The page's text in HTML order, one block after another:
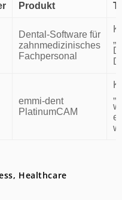
Produkt
Dental-Software für
zahnmedizinisches
Fachpersonal
emmi-dent
PlatinumCAM
Healthcare